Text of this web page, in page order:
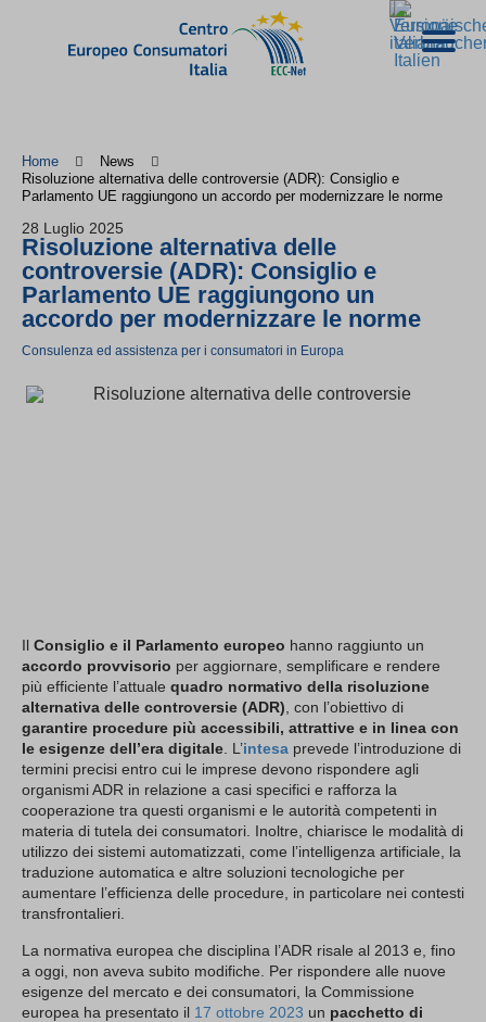
Home
News
Risoluzione alternativa delle controversie (ADR): Consiglio e
Parlamento UE raggiungono un accordo per modernizzare le norme
28 Luglio 2025
Risoluzione alternativa delle
controversie (ADR): Consiglio e
Parlamento UE raggiungono un
accordo per modernizzare le norme
Consulenza ed assistenza per i consumatori in Europa
Il Consiglio e il Parlamento europeo hanno raggiunto un
accordo provvisorio per aggiornare, semplificare e rendere
più efficiente l’attuale quadro normativo della risoluzione
alternativa delle controversie (ADR) , con l’obiettivo di
garantire procedure più accessibili, attrattive e in linea con
le esigenze dell’era digitale . L’intesa prevede l’introduzione di
termini precisi entro cui le imprese devono rispondere agli
organismi ADR in relazione a casi specifici e rafforza la
cooperazione tra questi organismi e le autorità competenti in
materia di tutela dei consumatori. Inoltre, chiarisce le modalità di
utilizzo dei sistemi automatizzati, come l’intelligenza artificiale, la
traduzione automatica e altre soluzioni tecnologiche per
aumentare l’efficienza delle procedure, in particolare nei contesti
transfrontalieri.
La normativa europea che disciplina l’ADR risale al 2013 e, fino
a oggi, non aveva subito modifiche. Per rispondere alle nuove
esigenze del mercato e dei consumatori, la Commissione
europea ha presentato il 17 ottobre 2023 un pacchetto di